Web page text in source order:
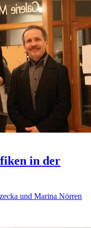
in der
und Marina Nörren